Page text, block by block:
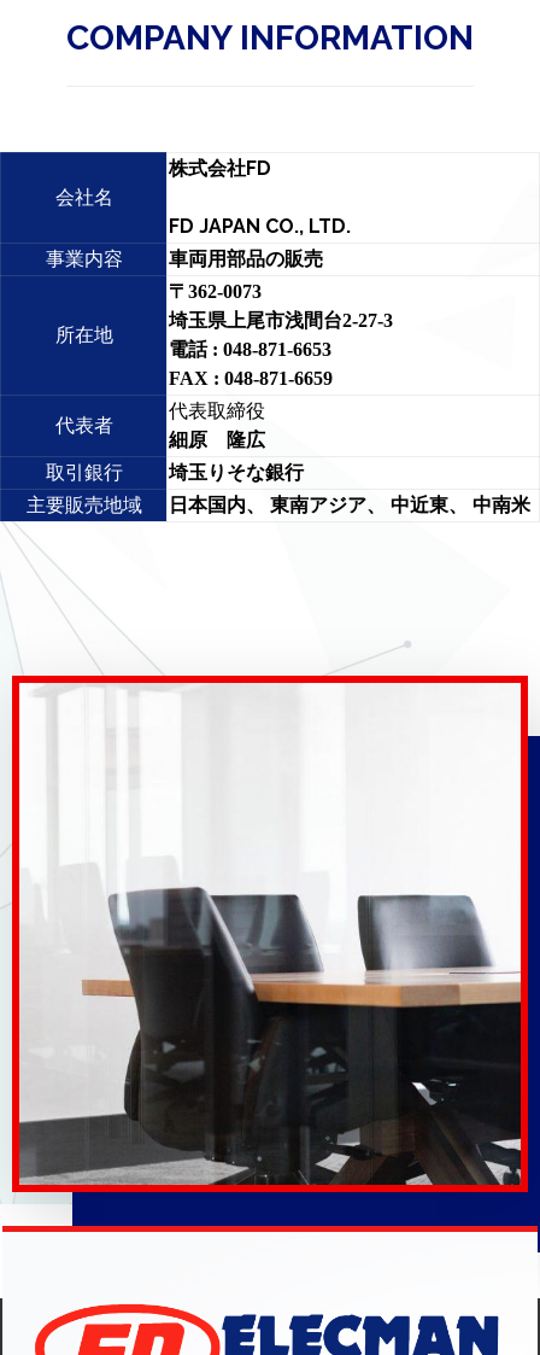
COMPANY INFORMATION
会社名
株式会社FD
FD JAPAN CO., LTD.
事業内容
車両用部品の販売
所在地
〒362-0073
埼玉県上尾市浅間台2-27-3
電話 : 048-871-6653
FAX : 048-871-6659
代表者
代表取締役
細原 隆広
取引銀行
埼玉りそな銀行
主要販売地域
日本国内、 東南アジア、 中近東、 中南米